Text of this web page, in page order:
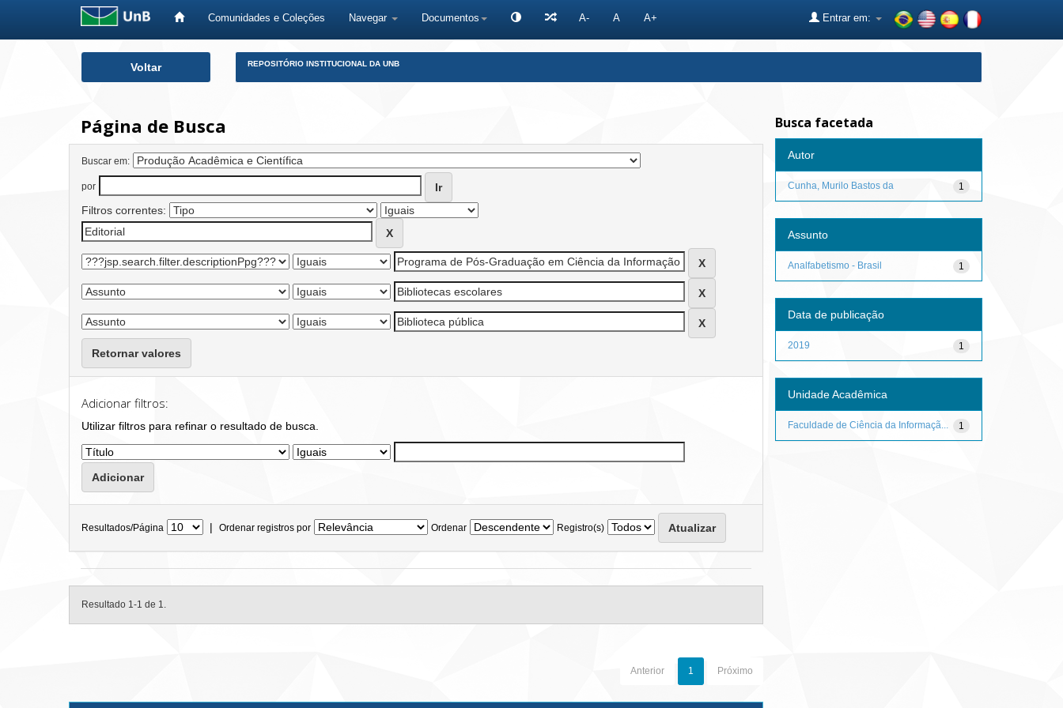
Comunidades e Coleções Navegar Documentos A- A A+ Entrar em:
Voltar REPOSITÓRIO INSTITUCIONAL DA UNB
Página de Busca
Buscar em:
por
Filtros correntes:
Retornar valores
Adicionar filtros:
Utilizar filtros para refinar o resultado de busca.
Resultados/Página | Ordenar registros por Ordenar Registro(s)
Resultado 1-1 de 1.
Anterior 1 Próximo
Busca facetada
Autor
1
Cunha, Murilo Bastos da
Assunto
1
Analfabetismo - Brasil
Data de publicação
1
2019
Unidade Acadêmica
1
Faculdade de Ciência da Informaçã...